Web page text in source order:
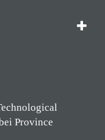
Province